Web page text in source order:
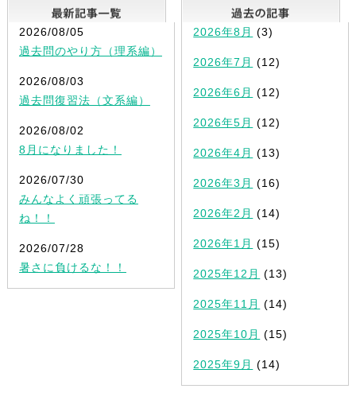
最新記事一覧
2026/08/05
過去問のやり方（理系編）
2026/08/03
過去問復習法（文系編）
2026/08/02
8月になりました！
2026/07/30
みんなよく頑張ってる
ね！！
2026/07/28
暑さに負けるな！！
2026年8月 (3)
2026年7月 (12)
2026年6月 (12)
2026年5月 (12)
2026年4月 (13)
2026年3月 (16)
2026年2月 (14)
2026年1月 (15)
2025年12月 (13)
2025年11月 (14)
2025年10月 (15)
2025年9月 (14)